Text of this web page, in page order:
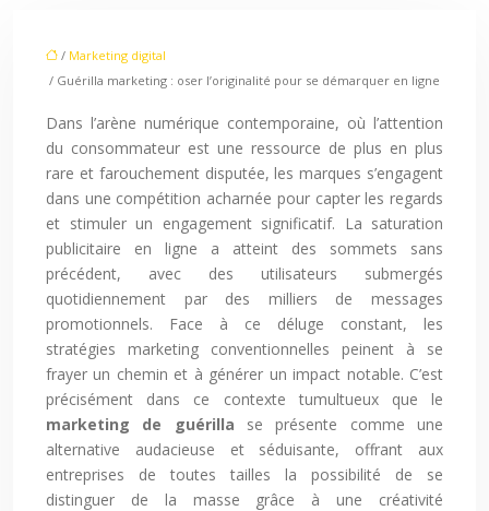
/ Marketing digital
/ Guérilla marketing : oser l’originalité pour se démarquer en ligne
Dans l’arène numérique contemporaine, où l’attention
du consommateur est une ressource de plus en plus
rare et farouchement disputée, les marques s’engagent
dans une compétition acharnée pour capter les regards
et stimuler un engagement significatif. La saturation
publicitaire en ligne a atteint des sommets sans
précédent, avec des utilisateurs submergés
quotidiennement par des milliers de messages
promotionnels. Face à ce déluge constant, les
stratégies marketing conventionnelles peinent à se
frayer un chemin et à générer un impact notable. C’est
précisément dans ce contexte tumultueux que le
marketing de guérilla se présente comme une
alternative audacieuse et séduisante, offrant aux
entreprises de toutes tailles la possibilité de se
distinguer de la masse grâce à une créativité